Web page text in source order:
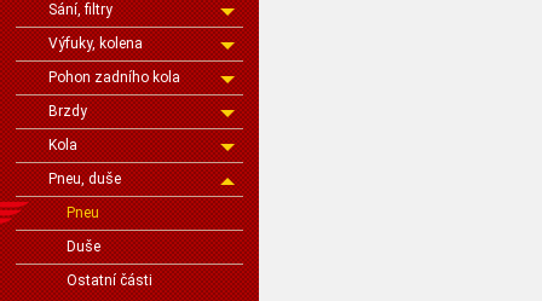
Sání, filtry
Výfuky, kolena
Pohon zadního kola
Brzdy
Kola
Pneu, duše
Pneu
Duše
Ostatní části